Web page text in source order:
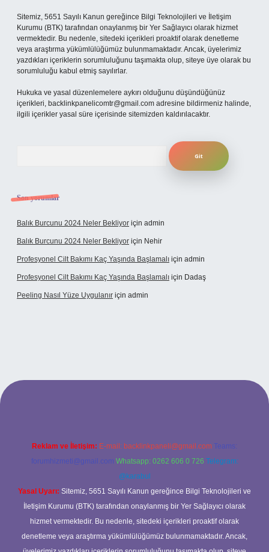
Sitemiz, 5651 Sayılı Kanun gereğince Bilgi Teknolojileri ve İletişim
Kurumu (BTK) tarafından onaylanmış bir Yer Sağlayıcı olarak hizmet
vermektedir. Bu nedenle, sitedeki içerikleri proaktif olarak denetleme
veya araştırma yükümlülüğümüz bulunmamaktadır. Ancak, üyelerimiz
yazdıkları içeriklerin sorumluluğunu taşımakta olup, siteye üye olarak bu
sorumluluğu kabul etmiş sayılırlar.
Hukuka ve yasal düzenlemelere aykırı olduğunu düşündüğünüz
içerikleri, backlinkpanelicomtr@gmail.com adresine bildirmeniz halinde,
ilgili içerikler yasal süre içerisinde sitemizden kaldırılacaktır.
Son yorumlar
Balık Burcunu 2024 Neler Bekliyor için admin
Balık Burcunu 2024 Neler Bekliyor için Nehir
Profesyonel Cilt Bakımı Kaç Yaşında Başlamalı için admin
Profesyonel Cilt Bakımı Kaç Yaşında Başlamalı için Dadaş
Peeling Nasıl Yüze Uygulanır için admin
Reklam ve İletişim: E-mail: backlinkpaneli@gmail.com Teams:
forumhizmeti@gmail.com Whatsapp: 0262 606 0 726 Telegram:
@karabul
Yasal Uyarı: Sitemiz, 5651 Sayılı Kanun gereğince Bilgi Teknolojileri ve
İletişim Kurumu (BTK) tarafından onaylanmış bir Yer Sağlayıcı olarak
hizmet vermektedir. Bu nedenle, sitedeki içerikleri proaktif olarak
denetleme veya araştırma yükümlülüğümüz bulunmamaktadır. Ancak,